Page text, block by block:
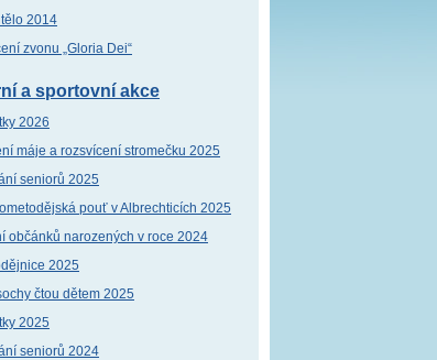
tělo 2014
zvonu „Gloria Dei“
a sportovní akce
2026
máje a rozsvícení stromečku 2025
seniorů 2025
pouť v Albrechticích 2025
občánků narozených v roce 2024
2025
čtou dětem 2025
2025
seniorů 2024